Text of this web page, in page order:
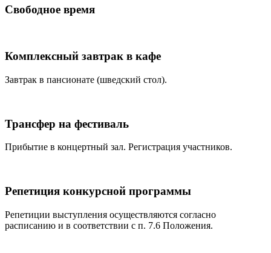
Свободное время
Комплексный завтрак в кафе
Завтрак в пансионате (шведский стол).
Трансфер на фестиваль
Прибытие в концертный зал. Регистрация участников.
Репетиция конкурсной программы
Репетиции выступления осуществляются согласно
расписанию и в соответствии с п. 7.6 Положения.